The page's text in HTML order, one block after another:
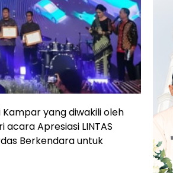
yang diwakili oleh
acara Apresiasi LINTAS
Berkendara untuk